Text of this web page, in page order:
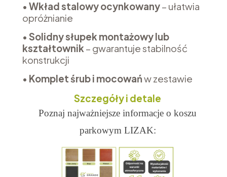
• Wkład stalowy ocynkowany– ułatwia
opróżnianie
• Solidny słupek montażowy lub
kształtownik – gwarantuje stabilność
konstrukcji
• Komplet śrub i mocowańw zestawie
Szczegóły i detale
Poznaj najważniejsze informacje o koszu
parkowym LIZAK: